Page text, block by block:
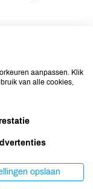
aanpassen. Klik
van alle cookies,
opslaan